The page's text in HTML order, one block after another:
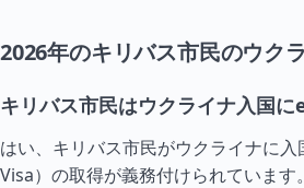
2026年のキリバス市民のウク
キリバス市民はウクライナ入国に
はい、キリバス市民がウクライナに
Visa）の取得が義務付けられていま